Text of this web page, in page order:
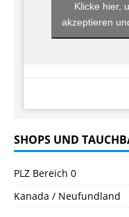
Klicke hier,
akzeptieren
SHOPS UND
PLZ Bereich 0
Kanada / Neufundland